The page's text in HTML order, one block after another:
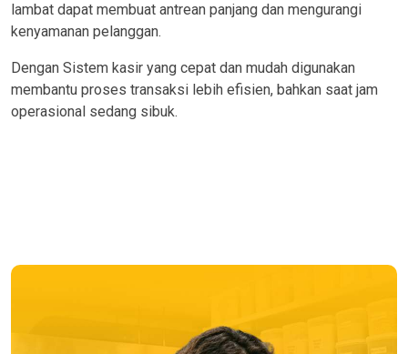
lambat dapat membuat antrean panjang dan mengurangi
kenyamanan pelanggan.
Dengan Sistem kasir yang cepat dan mudah digunakan
membantu proses transaksi lebih efisien, bahkan saat jam
operasional sedang sibuk.